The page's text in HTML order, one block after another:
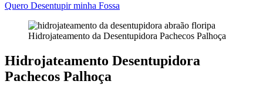
Quero Desentupir minha Fossa
Hidrojateamento da Desentupidora Pachecos Palhoça
Hidrojateamento Desentupidora
Pachecos Palhoça